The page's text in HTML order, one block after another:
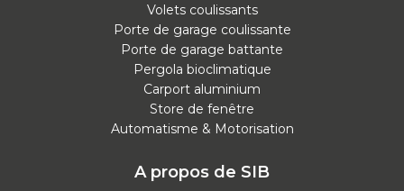
Volets coulissants
Porte de garage coulissante
Porte de garage battante
Pergola bioclimatique
Carport aluminium
Store de fenêtre
Automatisme & Motorisation
A propos de SIB